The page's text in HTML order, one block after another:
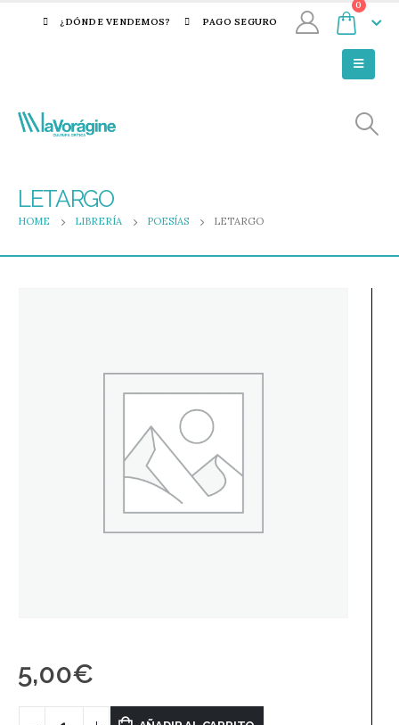
¿DÓNDE VENDEMOS? PAGO SEGURO
0
LETARGO
HOME LIBRERÍA POESÍAS LETARGO
5,00€